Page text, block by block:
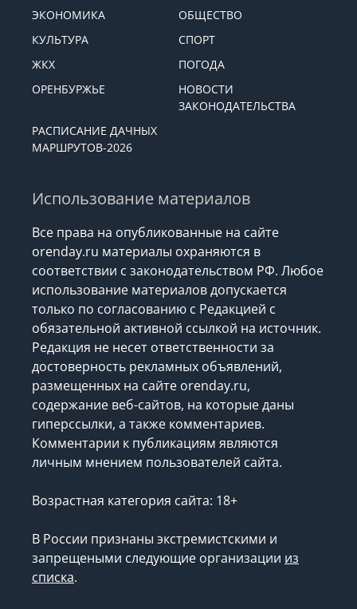
ЭКОНОМИКА
ОБЩЕСТВО
КУЛЬТУРА
СПОРТ
ЖКХ
ПОГОДА
ОРЕНБУРЖЬЕ
НОВОСТИ
ЗАКОНОДАТЕЛЬСТВА
РАСПИСАНИЕ ДАЧНЫХ
МАРШРУТОВ-2026
Использование материалов
Все права на опубликованные на сайте
orenday.ru материалы охраняются в
соответствии с законодательством РФ. Любое
использование материалов допускается
только по согласованию с Редакцией с
обязательной активной ссылкой на источник.
Редакция не несет ответственности за
достоверность рекламных объявлений,
размещенных на сайте orenday.ru,
содержание веб-сайтов, на которые даны
гиперссылки, а также комментариев.
Комментарии к публикациям являются
личным мнением пользователей сайта.
Возрастная категория сайта: 18+
В России признаны экстремистскими и
запрещеными следующие организации из
списка.